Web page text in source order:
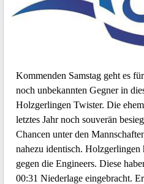
Kommenden Samstag geht es
noch unbekannten Gegner in
Holzgerlingen Twister. Die
letztes Jahr noch souverän
Chancen unter den
nahezu identisch. Holzgerlingen
gegen die Engineers. Diese
00:31 Niederlage eingebracht.